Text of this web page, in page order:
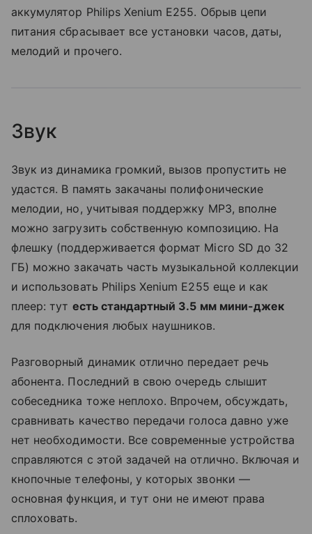
аккумулятор Philips Xenium E255. Обрыв цепи
питания сбрасывает все установки часов, даты,
мелодий и прочего.
Звук
Звук из динамика громкий, вызов пропустить не
удастся. В память закачаны полифонические
мелодии, но, учитывая поддержку MP3, вполне
можно загрузить собственную композицию. На
флешку (поддерживается формат Micro SD до 32
ГБ) можно закачать часть музыкальной коллекции
и использовать Philips Xenium E255 еще и как
плеер: тут есть стандартный 3.5 мм мини-джек
для подключения любых наушников.
Разговорный динамик отлично передает речь
абонента. Последний в свою очередь слышит
собеседника тоже неплохо. Впрочем, обсуждать,
сравнивать качество передачи голоса давно уже
нет необходимости. Все современные устройства
справляются с этой задачей на отлично. Включая и
кнопочные телефоны, у которых звонки —
основная функция, и тут они не имеют права
сплоховать.